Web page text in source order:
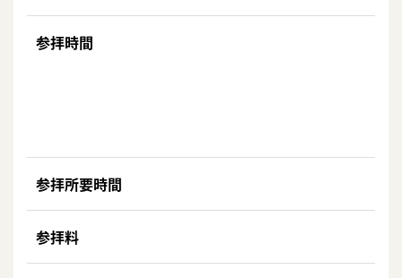
参拝時間
参拝所要時間
参拝料